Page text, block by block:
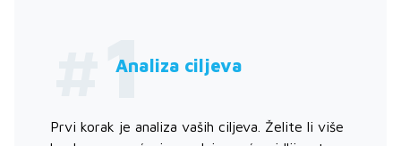
#1
Analiza ciljeva
Prvi korak je analiza vaših ciljeva. Želite li više